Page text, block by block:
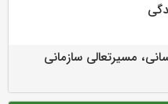
مسیرتعالی سازمانی